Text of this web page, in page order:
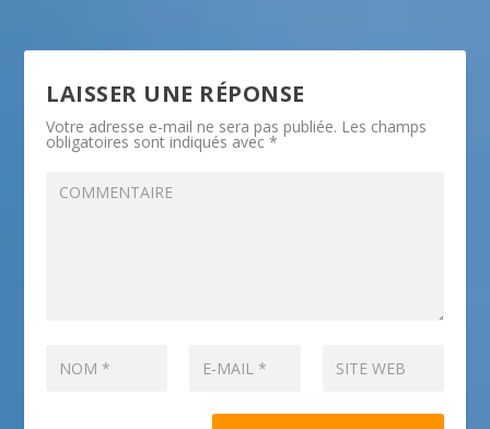
LAISSER UNE RÉPONSE
Votre adresse e-mail ne sera pas publiée. Les champs
obligatoires sont indiqués avec*